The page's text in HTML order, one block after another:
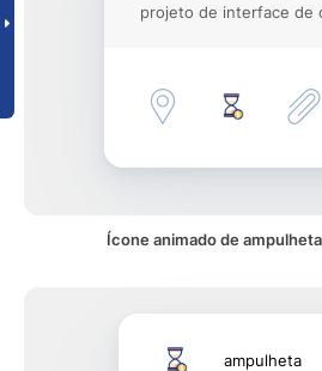
projeto de interface de
Ícone animado de
ampulheta